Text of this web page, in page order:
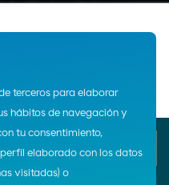
terceros para elaborar
hábitos de navegación y
tu consentimiento,
elaborado con los datos
visitadas) o
Atención al cliente
900 100 269